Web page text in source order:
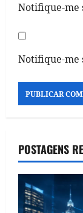
Notifique-me
Notifique-me
POSTAGENS